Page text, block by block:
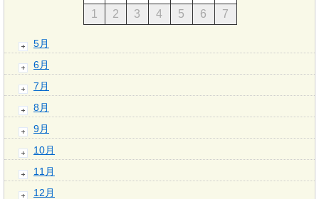
1
2 3 4 5 6 7
5月
6月
7月
8月
9月
10月
11月
12月